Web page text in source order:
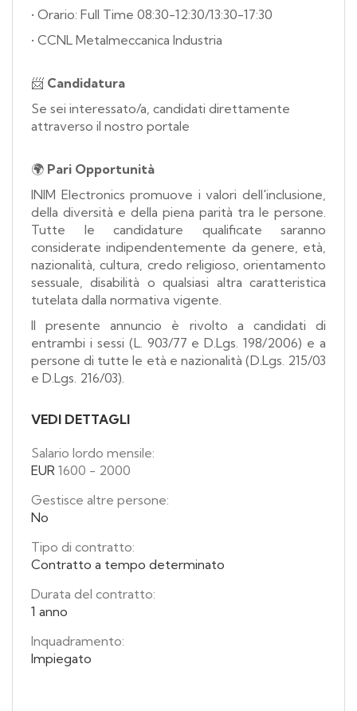
• Orario: Full Time 08:30-12:30/13:30-17:30
• CCNL Metalmeccanica Industria
📨 Candidatura
Se sei interessato/a, candidati direttamente
attraverso il nostro portale
🌍 Pari Opportunità
INIM Electronics promuove i valori dell'inclusione,
della diversità e della piena parità tra le persone.
Tutte le candidature qualificate saranno
considerate indipendentemente da genere, età,
nazionalità, cultura, credo religioso, orientamento
sessuale, disabilità o qualsiasi altra caratteristica
tutelata dalla normativa vigente.
Il presente annuncio è rivolto a candidati di
entrambi i sessi (L. 903/77 e D.Lgs. 198/2006) e a
persone di tutte le età e nazionalità (D.Lgs. 215/03
e D.Lgs. 216/03).
VEDI DETTAGLI
Salario lordo mensile:
EUR 1600 - 2000
Gestisce altre persone:
No
Tipo di contratto:
Contratto a tempo determinato
Durata del contratto:
1 anno
Inquadramento:
Impiegato